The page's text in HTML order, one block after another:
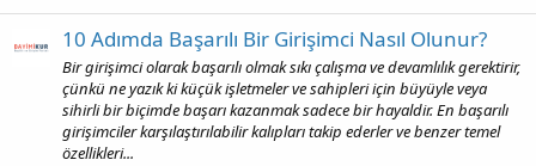
10 Adımda Başarılı Bir Girişimci Nasıl Olunur?
Bir girişimci olarak başarılı olmak sıkı çalışma ve devamlılık gerektirir,
çünkü ne yazık ki küçük işletmeler ve sahipleri için büyüyle veya
sihirli bir biçimde başarı kazanmak sadece bir hayaldir. En başarılı
girişimciler karşılaştırılabilir kalıpları takip ederler ve benzer temel
özellikleri...